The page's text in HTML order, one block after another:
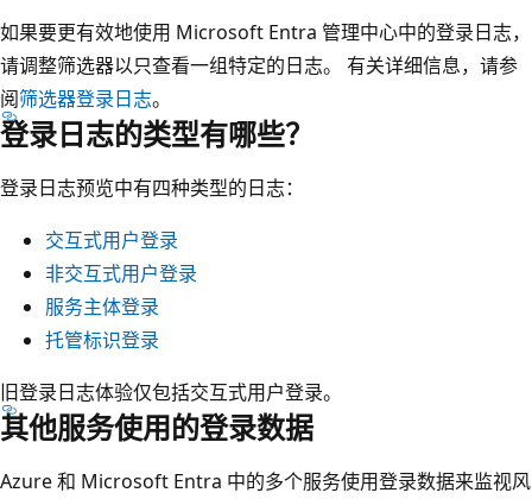
如果要更有效地使用 Microsoft Entra 管理中心中的登录日志，
请调整筛选器以只查看一组特定的日志。 有关详细信息，请参
阅筛选器登录日志。
登录日志的类型有哪些？
登录日志预览中有四种类型的日志：
交互式用户登录
非交互式用户登录
服务主体登录
托管标识登录
旧登录日志体验仅包括交互式用户登录。
其他服务使用的登录数据
Azure 和 Microsoft Entra 中的多个服务使用登录数据来监视风